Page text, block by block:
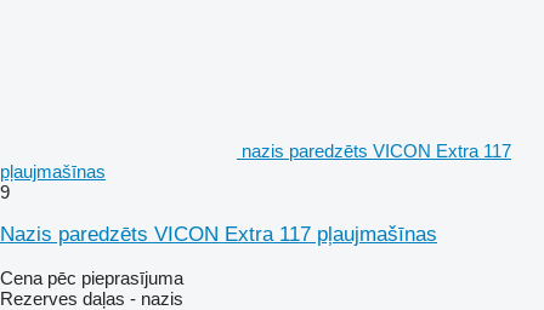
nazis paredzēts VICON Extra 117
pļaujmašīnas
9
Nazis paredzēts VICON Extra 117 pļaujmašīnas
Cena pēc pieprasījuma
Rezerves daļas - nazis